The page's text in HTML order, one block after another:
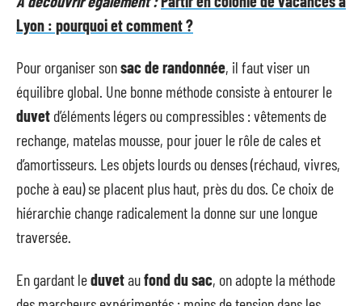
Lyon : pourquoi et comment ?
Pour organiser sonsac de randonnée, il faut viser un
équilibre global. Une bonne méthode consiste à entourer le
duvet d’éléments légers ou compressibles : vêtements de
rechange, matelas mousse, pour jouer le rôle de cales et
d’amortisseurs. Les objets lourds ou denses (réchaud, vivres,
poche à eau) se placent plus haut, près du dos. Ce choix de
hiérarchie change radicalement la donne sur une longue
traversée.
En gardant leduvetaufond du sac, on adopte la méthode